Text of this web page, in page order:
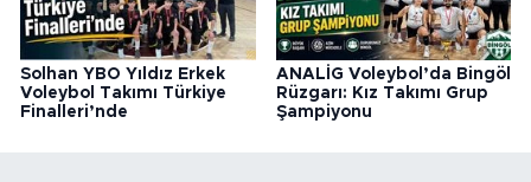
Solhan YBO Yıldız Erkek
Voleybol Takımı Türkiye
Finalleri’nde
ANALİG Voleybol’da Bingöl
Rüzgarı: Kız Takımı Grup
Şampiyonu